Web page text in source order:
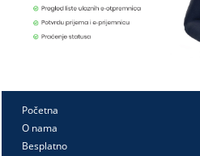
Početna
O nama
Besplatno